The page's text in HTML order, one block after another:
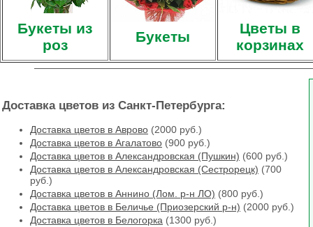
Букеты из
роз
Букеты
Цветы в
корзинах
Доставка цветов из Санкт-Петербурга:
Доставка цветов в Аврово (2000 руб.)
Доставка цветов в Агалатово (900 руб.)
Доставка цветов в Александровская (Пушкин) (600 руб.)
Доставка цветов в Александровская (Сестрорецк) (700
руб.)
Доставка цветов в Аннино (Лом. р-н ЛО) (800 руб.)
Доставка цветов в Беличье (Приозерский р-н) (2000 руб.)
Доставка цветов в Белогорка (1300 руб.)